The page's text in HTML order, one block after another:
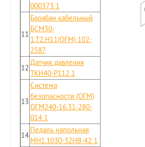
000373 1
11
Барабан кабельный
БСМ30-
1.Т2.Н11(ОГМ) 102-
2587
12
Датчик давления
ТКН40-Р112 1
13
Система
безопасности (ОГМ)
ОГМ240-16.31-280-
014 1
14
Педаль напольная
MH1.1030-32HB-42 1